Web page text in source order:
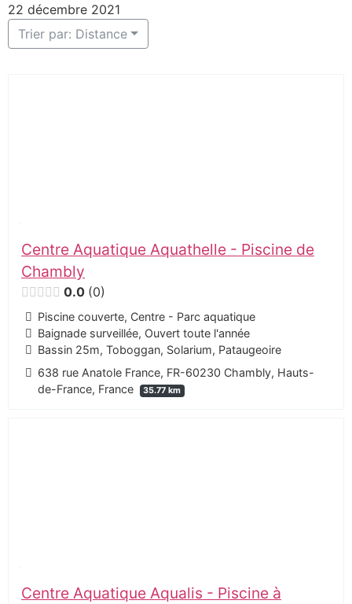
22 décembre 2021
Trier par: Distance
Centre Aquatique Aquathelle - Piscine de
Chambly
0.0 0
Piscine couverte, Centre - Parc aquatique
Baignade surveillée, Ouvert toute l'année
Bassin 25m, Toboggan, Solarium, Pataugeoire
638 rue Anatole France, FR-60230 Chambly, Hauts-
de-France, France
35.77 km
Centre Aquatique Aqualis - Piscine à